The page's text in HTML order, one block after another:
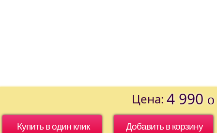
Цена: 4 990 o
Купить в один клик